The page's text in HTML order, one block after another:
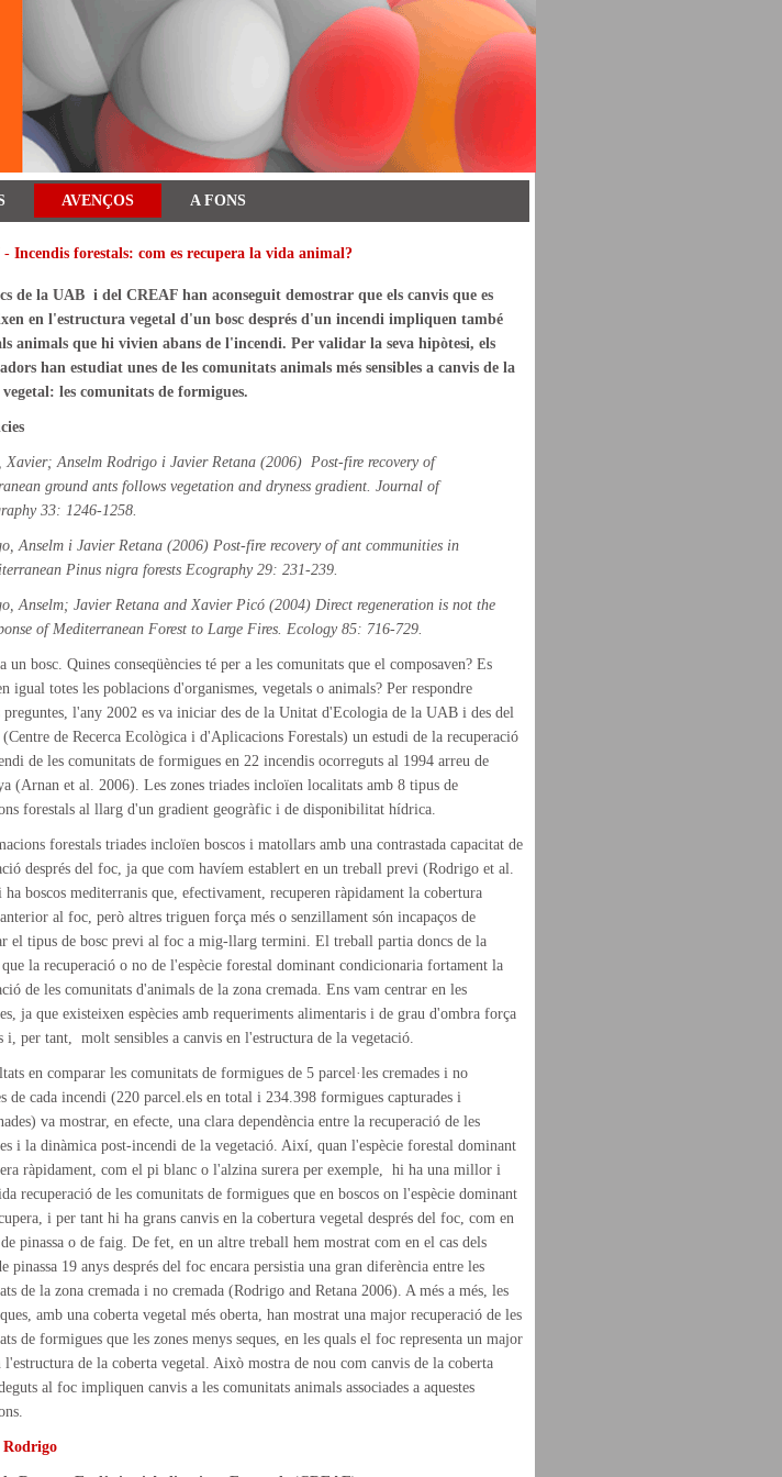
AVENÇOS A FONS
- Incendis forestals: com es recupera la vida animal?
de la UAB i del CREAF han aconseguit demostrar que els canvis que es
en l'estructura vegetal d'un bosc després d'un incendi impliquen també
animals que hi vivien abans de l'incendi. Per validar la seva hipòtesi, els
han estudiat unes de les comunitats animals més sensibles a canvis de la
les comunitats de formigues.
Xavier; Anselm Rodrigo i Javier Retana (2006) Post-fire recovery of
ground ants follows vegetation and dryness gradient. Journal of
33: 1246-1258.
Anselm i Javier Retana (2006) Post-fire recovery of ant communities in
Pinus nigra forests Ecography29: 231-239.
Anselm; Javier Retana and Xavier Picó (2004) Direct regeneration is not the
of Mediterranean Forest to Large Fires. Ecology85: 716-729.
un bosc. Quines conseqüències té per a les comunitats que el composaven? Es
igual totes les poblacions d'organismes, vegetals o animals? Per respondre
preguntes, l'any 2002 es va iniciar des de la Unitat d'Ecologia de la UAB i des del
de Recerca Ecològica i d'Aplicacions Forestals) un estudi de la recuperació
de les comunitats de formigues en 22 incendis ocorreguts al 1994 arreu de
(Arnan et al. 2006). Les zones triades incloïen localitats amb 8 tipus de
forestals al llarg d'un gradient geogràfic i de disponibilitat hídrica.
forestals triades incloïen boscos i matollars amb una contrastada capacitat de
després del foc, ja que com havíem establert en un treball previ (Rodrigo et al.
ha boscos mediterranis que, efectivament, recuperen ràpidament la cobertura
al foc, però altres triguen força més o senzillament són incapaços de
el tipus de bosc previ al foc a mig-llarg termini. El treball partia doncs de la
la recuperació o no de l'espècie forestal dominant condicionaria fortament la
de les comunitats d'animals de la zona cremada. Ens vam centrar en les
ja que existeixen espècies amb requeriments alimentaris i de grau d'ombra força
i, per tant, molt sensibles a canvis en l'estructura de la vegetació.
en comparar les comunitats de formigues de 5 parcel·les cremades i no
de cada incendi (220 parcel.els en total i 234.398 formigues capturades i
va mostrar, en efecte, una clara dependència entre la recuperació de les
i la dinàmica post-incendi de la vegetació. Així, quan l'espècie forestal dominant
ràpidament, com el pi blanc o l'alzina surera per exemple, hi ha una millor i
recuperació de les comunitats de formigues que en boscos on l'espècie dominant
i per tant hi ha grans canvis en la cobertura vegetal després del foc, com en
pinassa o de faig. De fet, en un altre treball hem mostrat com en el cas dels
pinassa 19 anys després del foc encara persistia una gran diferència entre les
de la zona cremada i no cremada (Rodrigo and Retana 2006). A més a més, les
amb una coberta vegetal més oberta, han mostrat una major recuperació de les
de formigues que les zones menys seques, en les quals el foc representa un major
l'estructura de la coberta vegetal. Això mostra de nou com canvis de la coberta
al foc impliquen canvis a les comunitats animals associades a aquestes
Rodrigo